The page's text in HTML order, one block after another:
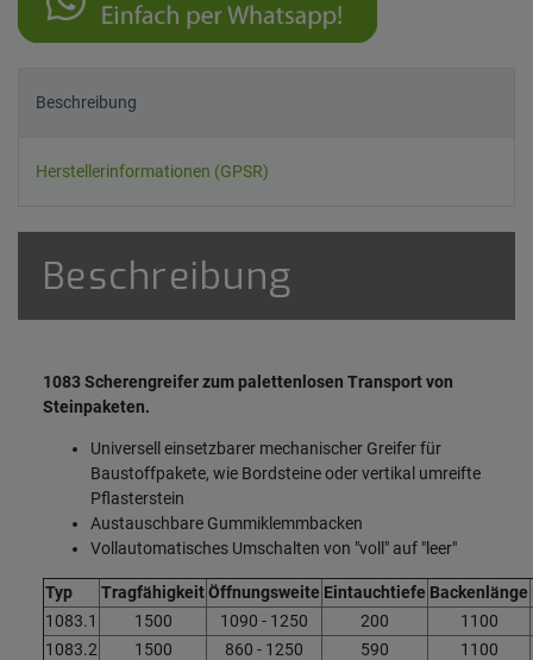
Beschreibung
Herstellerinformationen (GPSR)
Beschreibung
1083 Scherengreifer zum palettenlosen Transport von
Steinpaketen.
Universell einsetzbarer mechanischer Greifer für
Baustoffpakete, wie Bordsteine oder vertikal umreifte
Pflasterstein
Austauschbare Gummiklemmbacken
Vollautomatisches Umschalten von "voll" auf "leer"
Typ TragfähigkeitÖffnungsweite Eintauchtiefe Backenlänge
1083.1
1500 1090 - 1250 200
1100
1083.2
1500 860 - 1250 590
1100